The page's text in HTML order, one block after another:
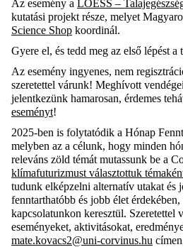
Az esemény a LOESS –
kutatási projekt része, melyet
Science Shop koordinál.
Gyere el, és tedd meg az első lépést a
Az esemény ingyenes, nem
szeretettel várunk! Meghívott
jelentkezünk hamarosan, érdemes
eseményt!
2025-ben is folytatódik a Hónap
melyben az a célunk, hogy minden
releváns zöld témát mutassunk be a
klímafuturizmust választottuk
tudunk elképzelni alternatív utakat és
fenntarthatóbb és jobb élet
kapcsolatunkon keresztül. Szeretettel
eseményeket, aktivitásokat,
mate.kovacs2@uni-corvinus.hu